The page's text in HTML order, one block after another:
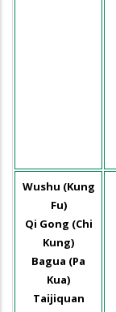
Wushu (Kung
Fu)
Qi Gong (Chi
Kung)
Bagua (Pa
Kua)
Taijiquan